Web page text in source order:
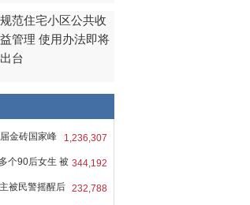
规范住宅小区公共收
益管理 使用办法即将
出台
1,236,307
金砖国家峰
344,192
个90后女生 被
232,788
被民警摇醒后